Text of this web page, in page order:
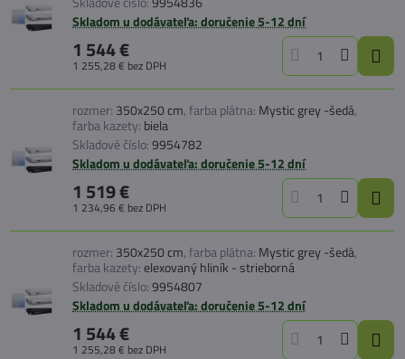
Skladom u dodávateľa: doručenie 5-12 dní
1 544 €
1 255,28 € bez DPH
rozmer: 350x250 cm,farba plátna: Mystic grey -šedá,
farba kazety: biela
Skladové číslo:9954782
Skladom u dodávateľa: doručenie 5-12 dní
1 519 €
1 234,96 € bez DPH
rozmer: 350x250 cm,farba plátna: Mystic grey -šedá,
farba kazety:elexovaný hliník - strieborná
Skladové číslo:9954807
Skladom u dodávateľa: doručenie 5-12 dní
1 544 €
1 255,28 € bez DPH